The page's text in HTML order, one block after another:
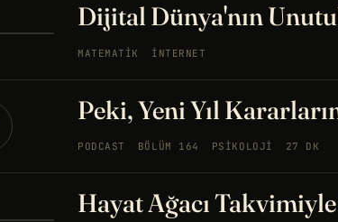
Dijital Dünya'nın
MATEMATIK İNTERNET
Peki, Yeni Yıl
PODCAST BÖLÜM 164 PSIKOLOJI 27 DK
Hayat Ağacı